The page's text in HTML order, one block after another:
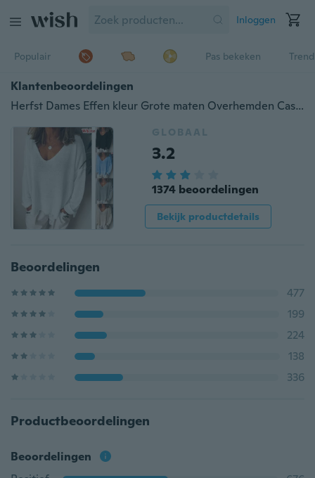
Inloggen
Populair Pas bekeken
Klantenbeoordelingen
Herfst Dames Effen kleur Grote maten Overhemden Casual Losse tops V-hals Blouses Shirt met lange mouwen
GLOBAAL
3.2
1374 beoordelingen
Bekijk productdetails
Beoordelingen
477
199
224
138
336
Productbeoordelingen
Beoordelingen